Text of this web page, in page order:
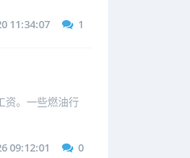
11:34:07 1
资。一些燃油行
09:12:01 0